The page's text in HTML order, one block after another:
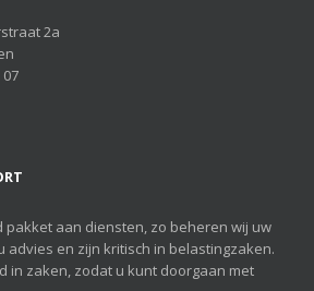
2a
07
pakket aan diensten, zo beheren wij uw
advies en zijn kritisch in belastingzaken.
in zaken, zodat u kunt doorgaan met